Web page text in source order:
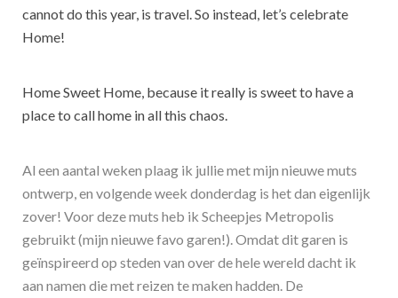
cannot do this year, is travel. So instead, let’s celebrate
Home!
Home Sweet Home, because it really is sweet to have a
place to call home in all this chaos.
Al een aantal weken plaag ik jullie met mijn nieuwe muts
ontwerp, en volgende week donderdag is het dan eigenlijk
zover! Voor deze muts heb ik Scheepjes Metropolis
gebruikt (mijn nieuwe favo garen!). Omdat dit garen is
geïnspireerd op steden van over de hele wereld dacht ik
aan namen die met reizen te maken hadden. De